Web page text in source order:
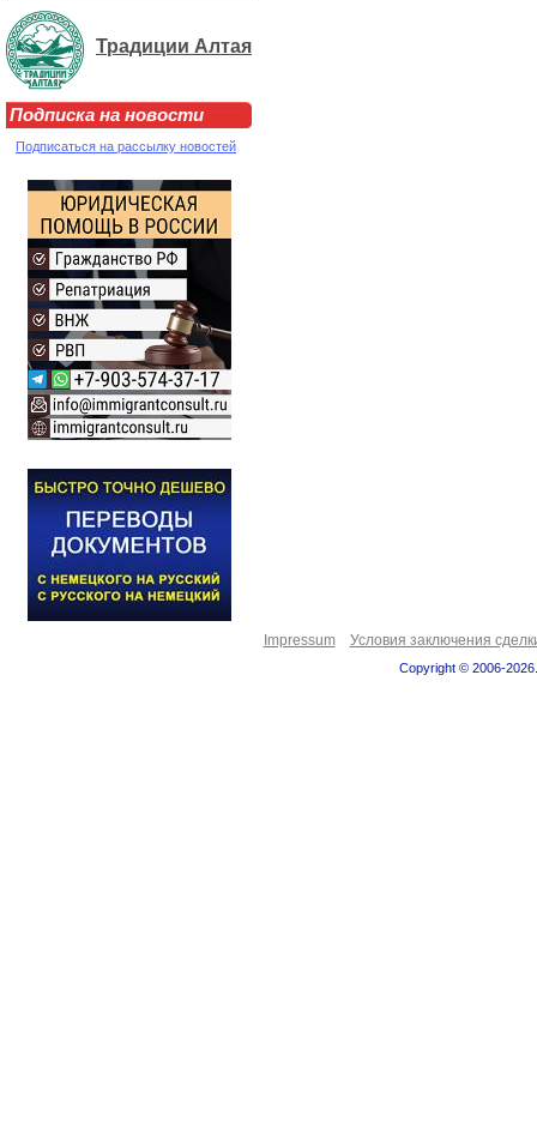
Традиции Алтая
Подписка на новости
Подписаться на рассылку новостей
Impressum Условия заключения
Copyright © 2006-